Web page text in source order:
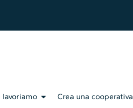
lavoriamo Crea una cooperativa